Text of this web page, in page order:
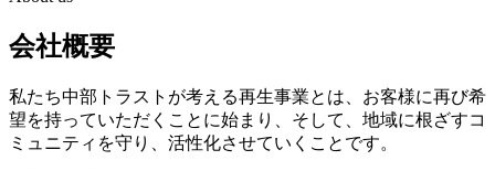
会社概要
私たち中部トラストが考える再生事業とは、お客様に再び希
望を持っていただくことに始まり、そして、地域に根ざすコ
ミュニティを守り、活性化させていくことです。